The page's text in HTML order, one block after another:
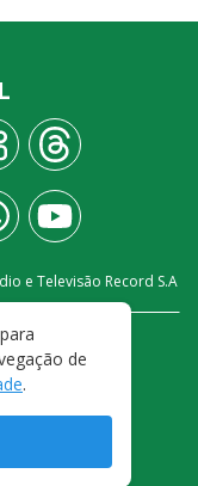
e Televisão Record S.A
de
.